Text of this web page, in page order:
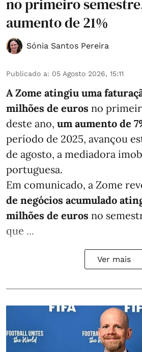
no primeiro
aumento de 21%
Sónia Santos Pereira
Publicado a: 05 Agosto 2026, 15:11
A Zome atingiu uma
milhões de euros no
deste ano, um aumento de
período de 2025, avançou
de agosto, a mediadora
portuguesa.
Em comunicado, a Zome
de negócios acumulado
milhões de euros no
que ...
Ver mais